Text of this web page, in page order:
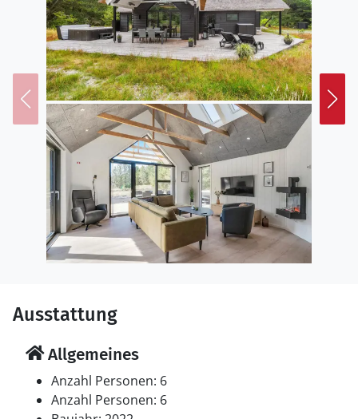
Ausstattung
Allgemeines
Anzahl Personen: 6
Anzahl Personen: 6